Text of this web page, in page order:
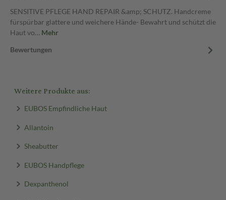
SENSITIVE PFLEGE HAND REPAIR &amp; SCHUTZ. Handcreme
fürspürbar glattere und weichere Hände- Bewahrt und schützt die
Haut vo… Mehr
Bewertungen
Weitere Produkte aus:
EUBOS Empfindliche Haut
Allantoin
Sheabutter
EUBOS Handpflege
Dexpanthenol